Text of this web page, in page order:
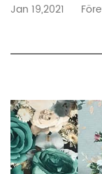
Jan 19,2021